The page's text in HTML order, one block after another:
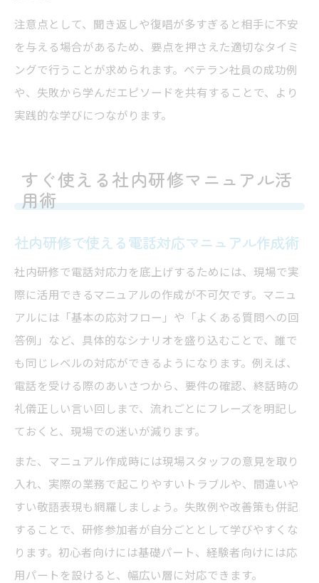
注意点として、聞き返しや復唱が多すぎると相手に不安
を与える場合があるため、要点を押さえた適切なタイミ
ングで行うことが求められます。ベテラン社員の成功例
や、失敗から学んだエピソードを共有することで、より
実践的な学びにつながります。
すぐ使える社内研修マニュアル活
用術
社内研修で使える電話対応マニュアル作成術
社内研修で電話対応力を底上げするためには、現場で実
際に活用できるマニュアルの作成が不可欠です。マニュ
アルには「基本の応対フロー」や「よくある質問への回
答例」など、具体的なシナリオを盛り込むことで、誰で
も同じレベルの対応ができるようになります。例えば、
電話を受ける際のあいさつから、要件の確認、終話時の
礼儀正しい言い回しまで、流れごとにフレーズを明記し
ておくと、現場での迷いが減ります。
また、マニュアル作成時には現場スタッフの意見を取り
入れ、実際の業務で起こりやすいトラブルや、間違いや
すい敬語表現も網羅しましょう。失敗例や改善策も併記
することで、研修参加者が自分ごととして学びやすくな
ります。初心者向けには基礎パート、経験者向けには応
用パートを設けると、幅広い層に対応できます。